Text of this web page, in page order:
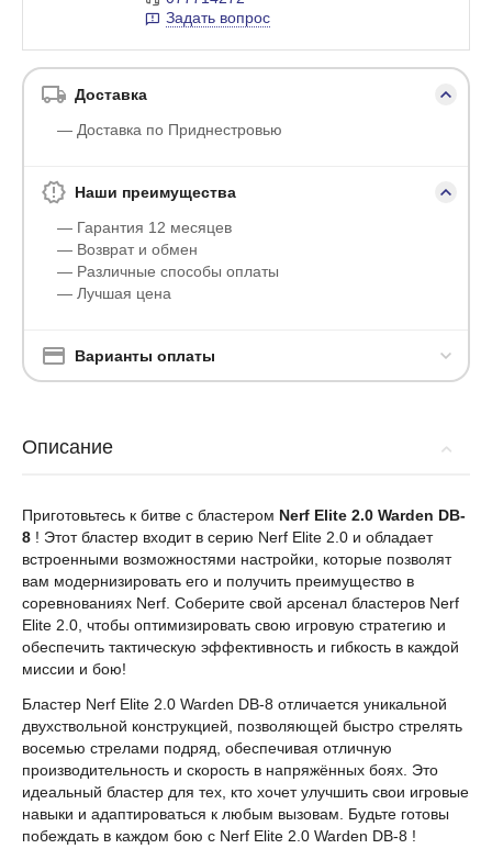
Задать вопрос
Доставка
— Доставка по Приднестровью
Наши преимущества
— Гарантия 12 месяцев
— Возврат и обмен
— Различные способы оплаты
— Лучшая цена
Варианты оплаты
Описание
Приготовьтесь к битве с бластером Nerf Elite 2.0 Warden DB-
8 ! Этот бластер входит в серию Nerf Elite 2.0 и обладает
встроенными возможностями настройки, которые позволят
вам модернизировать его и получить преимущество в
соревнованиях Nerf. Соберите свой арсенал бластеров Nerf
Elite 2.0, чтобы оптимизировать свою игровую стратегию и
обеспечить тактическую эффективность и гибкость в каждой
миссии и бою!
Бластер Nerf Elite 2.0 Warden DB-8 отличается уникальной
двухствольной конструкцией, позволяющей быстро стрелять
восемью стрелами подряд, обеспечивая отличную
производительность и скорость в напряжённых боях. Это
идеальный бластер для тех, кто хочет улучшить свои игровые
навыки и адаптироваться к любым вызовам. Будьте готовы
побеждать в каждом бою с Nerf Elite 2.0 Warden DB-8 !